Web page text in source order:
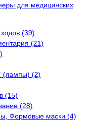
для медицинских
(39)
(21)
(лампы) (2)
(15)
(28)
Формовые маски (4)